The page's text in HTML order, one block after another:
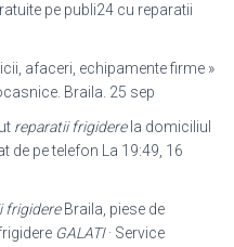
pe publi24 cu reparatii
afaceri, echipamente firme »
Braila. 25 sep
reparatii frigiderela domiciliul
de pe telefon La 19:49, 16
frigidereBraila, piese de
GALATI· Service